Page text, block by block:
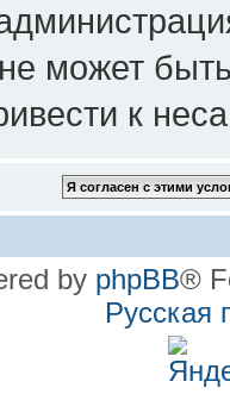
может
к
by phpBB®
Русская